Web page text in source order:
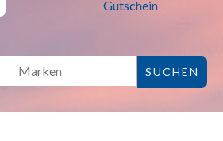
Gutschein